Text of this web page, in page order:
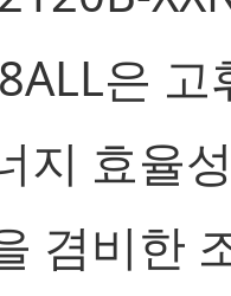
은 고
지 효율
겸비한